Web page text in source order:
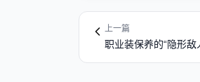
上一篇
职业装保养的“隐形